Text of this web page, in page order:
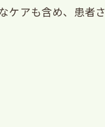
ケアも含め、患者